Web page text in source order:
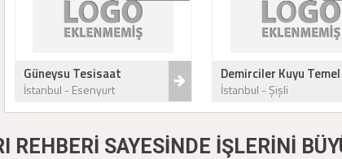
Güneysu Tesisaat
İstanbul - Esenyurt
Demirciler Kuyu
İstanbul - Şişli
REHBERİ SAYESİNDE İŞLERİNİ